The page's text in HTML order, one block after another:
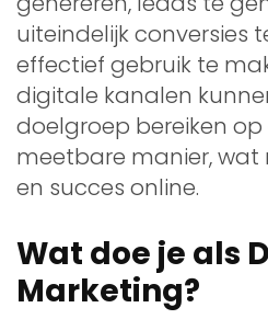
uiteindelijk conversies
effectief gebruik te
digitale kanalen
doelgroep bereiken
meetbare manier, wat
en succes online.
Wat doe je als
Marketing?